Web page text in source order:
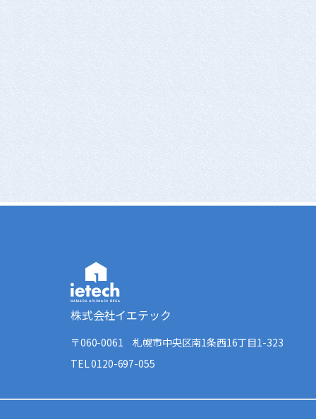
株式会社イエテック
〒060-0061札幌市中央区南1条西16丁目1-323
TEL 0120-697-055